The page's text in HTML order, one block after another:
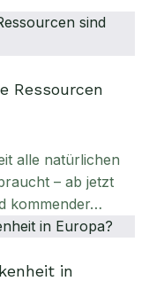
Ressourcen
alle natürlichen
– ab jetzt
kommender…
in